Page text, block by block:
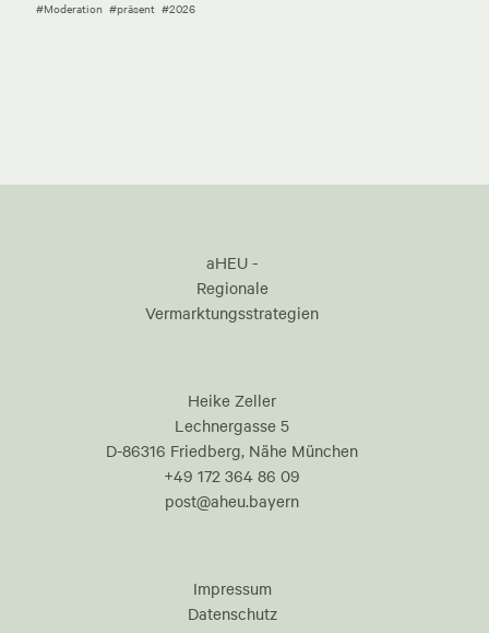
#Moderation #präsent #2026
aHEU -
Regionale
Vermarktungsstrategien
Heike Zeller
Lechnergasse 5
D-86316 Friedberg, Nähe München
+49 172 364 86 09
post@aheu.bayern
Impressum
Datenschutz